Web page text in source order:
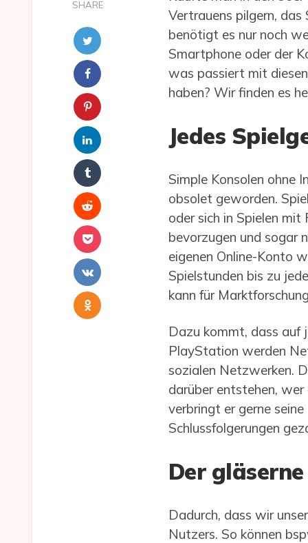
SHARE
Vertrauens pilgern,
benötigt es nur noch
Smartphone oder der
was passiert mit
haben? Wir finden es
Jedes
Simple Konsolen ohne
obsolet geworden.
oder sich in Spielen
bevorzugen und sogar
eigenen Online-Konto
Spielstunden bis zu
kann für
Dazu kommt, dass auf
PlayStation werden
sozialen Netzwerken.
darüber entstehen,
verbringt er gerne
Schlussfolgerungen
Der
Dadurch, dass wir
Nutzers. So können